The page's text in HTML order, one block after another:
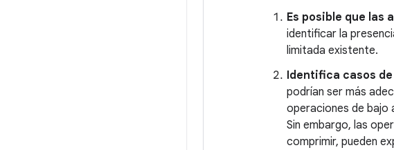
Es posible que las
identificar la
limitada existente.
Identifica casos
podrían ser más
operaciones de bajo
Sin embargo, las
comprimir, pueden